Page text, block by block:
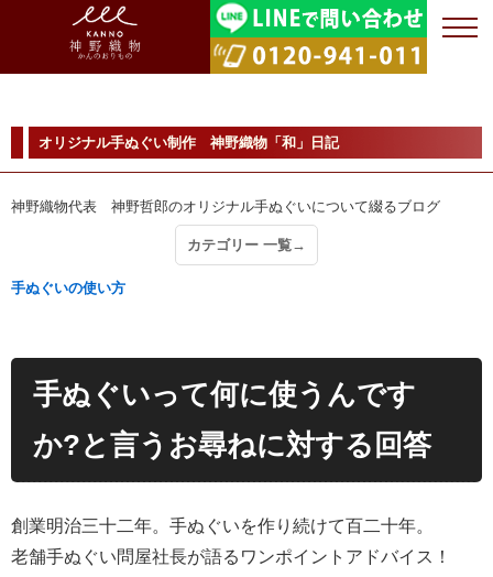
オリジナル手ぬぐい制作 神野織物「和」日記
神野織物代表 神野哲郎のオリジナル手ぬぐいについて綴るブログ
カテゴリー 一覧→
手ぬぐいの使い方
手ぬぐいって何に使うんです
か?と言うお尋ねに対する回答
創業明治三十二年。手ぬぐいを作り続けて百二十年。
老舗手ぬぐい問屋社長が語るワンポイントアドバイス！